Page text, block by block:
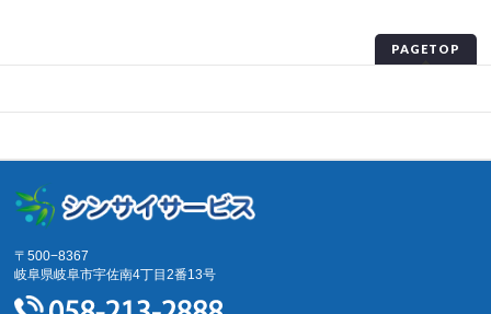
PAGETOP
〒500−8367
岐阜県岐阜市宇佐南4丁目2番13号